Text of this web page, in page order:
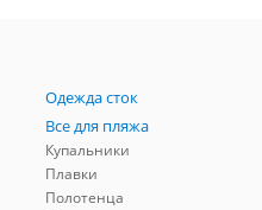
Одежда сток
Все для пляжа
Купальники
Плавки
Полотенца